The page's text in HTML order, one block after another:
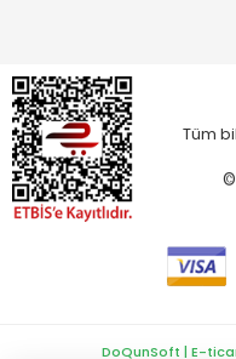
Tüm
DoQunSoft | E-